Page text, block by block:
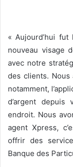
« Aujourd’hui fut
nouveau visage
avec notre
des clients. Nous
notamment,
d’argent
endroit. Nous
agent Xpress,
offrir des
Banque des